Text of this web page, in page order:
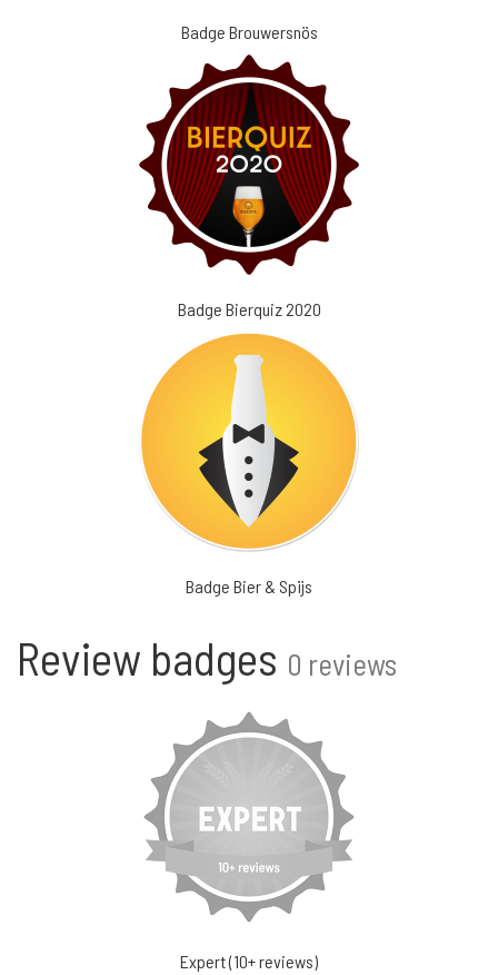
Badge Brouwersnös
Badge Bierquiz 2020
Badge Bier & Spijs
Review badges 0 reviews
Expert (10+ reviews)